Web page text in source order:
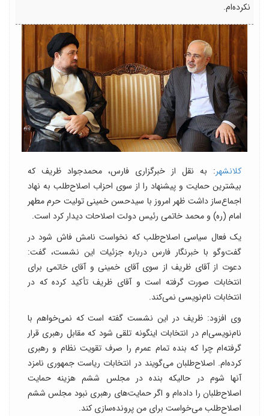
نکرده‌ام.
کلانشهر: به نقل از خبرگزاری فارس، محمدجواد ظریف که
بیشترین حمایت و پیشنهاد را از سوی احزاب اصلاح‌طلب به نهاد
اجماع‌ساز داشت ظهر امروز با سیدحسن خمینی تولیت حرم مطهر
امام (ره) و محمد خاتمی رئیس دولت اصلاحات دیدار کرد است.
یک فعال سیاسی اصلاح‌طلب که نخواست نامش فاش شود در
گفت‌وگو با خبرنگار فارس درباره جزئیات این نشست، گفت:
دعوت از آقای ظریف از سوی آقای خمینی و آقای خاتمی برای
انتخابات صورت گرفته است و آقای ظریف تأکید کرده که در
انتخابات نام‌نویسی نمی‌کند.
وی افزود: ظریف در این نشست گفته است که نمی‌خواهم با
نام‌نویسی‌ام در انتخابات اینگونه تلقی شود که مقابل رهبری قرار
گرفته‌ام چرا که بنده تمام عمرم را صرف تقویت نظام و رهبری
کرده‌ام. اصلاح‌طلبان می‌گویند در انتخابات ریاست جمهوری نامزد
آنها شوم در حالیکه بنده در مجلس ششم هزینه حمایت
اصلاح‌طلبان را داده‌ام و اگر حمایت‌های رهبری نبود مجلس ششم
اصلاح‌طلب می‌خواست برای من پرونده‌سازی کند.